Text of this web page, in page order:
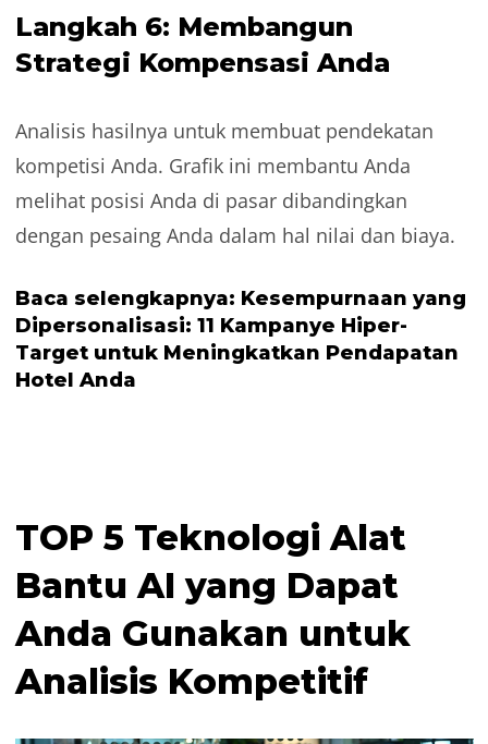
Langkah 6: Membangun
Strategi Kompensasi Anda
Analisis hasilnya untuk membuat pendekatan
kompetisi Anda. Grafik ini membantu Anda
melihat posisi Anda di pasar dibandingkan
dengan pesaing Anda dalam hal nilai dan biaya.
Baca selengkapnya: Kesempurnaan yang
Dipersonalisasi: 11 Kampanye Hiper-
Target untuk Meningkatkan Pendapatan
Hotel Anda
TOP 5 Teknologi Alat
Bantu AI yang Dapat
Anda Gunakan untuk
Analisis Kompetitif